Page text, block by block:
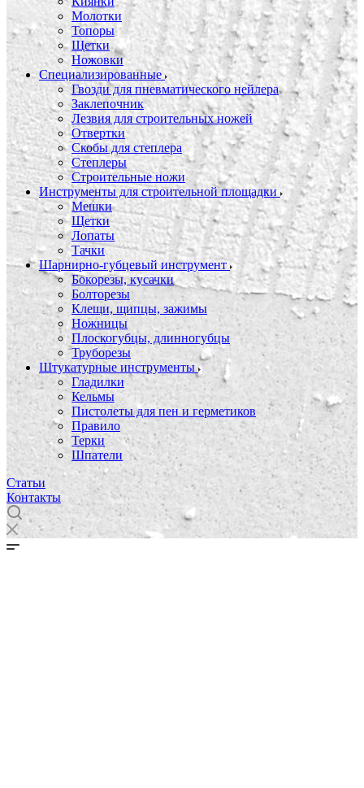
Молотки
Топоры
Щетки
Ножовки
Специализированные
Гвозди для пневматического нейлера
Заклепочник
Лезвия для строительных ножей
Отвертки
Скобы для степлера
Степлеры
Строительные ножи
Инструменты для строительной площадки
Мешки
Щетки
Лопаты
Тачки
Шарнирно-губцевый инструмент
Бокорезы, кусачки
Болторезы
Клещи, щипцы, зажимы
Ножницы
Плоскогубцы, длинногубцы
Труборезы
Штукатурные инструменты
Гладилки
Кельмы
Пистолеты для пен и герметиков
Правило
Терки
Шпатели
Статьи
Контакты